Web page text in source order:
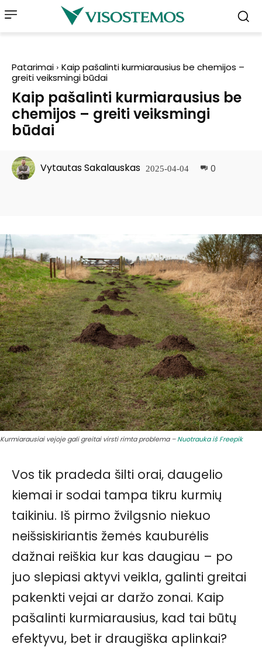
Patarimai
Kaip pašalinti kurmiarausius be chemijos –
greiti veiksmingi būdai
Kaip pašalinti kurmiarausius be
chemijos – greiti veiksmingi
būdai
Vytautas Sakalauskas 2025-04-04 0
Kurmiarausiai vejoje gali greitai virsti rimta problema –Nuotrauka iš Freepik
Vos tik pradeda šilti orai, daugelio
kiemai ir sodai tampa tikru kurmių
taikiniu. Iš pirmo žvilgsnio niekuo
neišsiskiriantis žemės kauburėlis
dažnai reiškia kur kas daugiau – po
juo slepiasi aktyvi veikla, galinti greitai
pakenkti vejai ar daržo zonai. Kaip
pašalinti kurmiarausius, kad tai būtų
efektyvu, bet ir draugiška aplinkai?